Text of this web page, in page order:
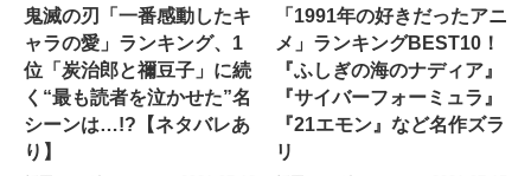
鬼滅の刃「一番感動したキ
ャラの愛」ランキング、1
位「炭治郎と禰豆子」に続
く“最も読者を泣かせた”名
シーンは…!?【ネタバレあ
り】
「1991年の好きだったアニ
メ」ランキングBEST10！
『ふしぎの海のナディア』
『サイバーフォーミュラ』
『21エモン』など名作ズラ
リ